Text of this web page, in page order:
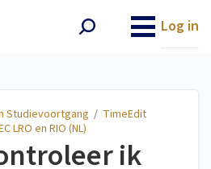
Log in
Studievoortgang / TimeEdit
LRO en RIO (NL)
ik